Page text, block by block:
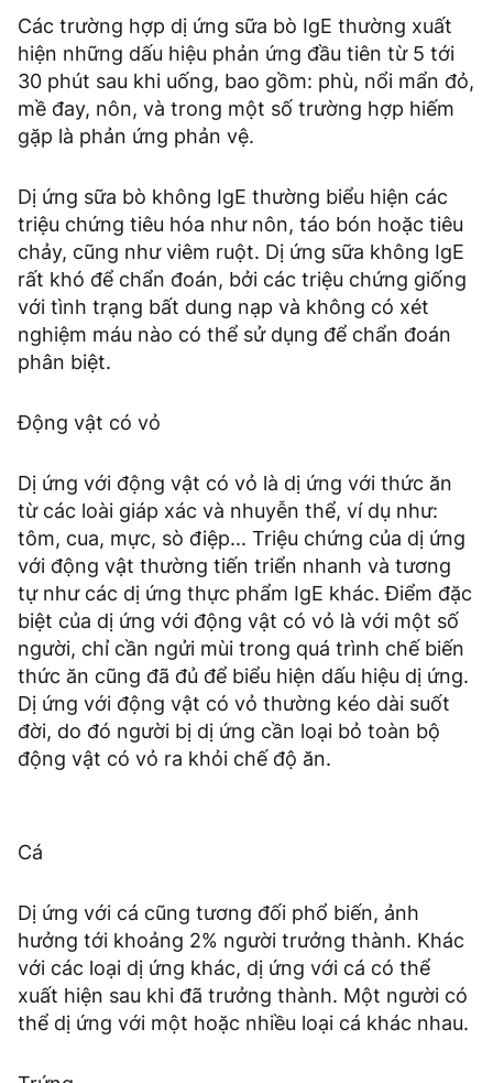
Các trường hợp dị ứng sữa bò IgE thường xuất
hiện những dấu hiệu phản ứng đầu tiên từ 5 tới
30 phút sau khi uống, bao gồm: phù, nổi mẩn đỏ,
mề đay, nôn, và trong một số trường hợp hiếm
gặp là phản ứng phản vệ.
Dị ứng sữa bò không IgE thường biểu hiện các
triệu chứng tiêu hóa như nôn, táo bón hoặc tiêu
chảy, cũng như viêm ruột. Dị ứng sữa không IgE
rất khó để chẩn đoán, bởi các triệu chứng giống
với tình trạng bất dung nạp và không có xét
nghiệm máu nào có thể sử dụng để chẩn đoán
phân biệt.
Động vật có vỏ
Dị ứng với động vật có vỏ là dị ứng với thức ăn
từ các loài giáp xác và nhuyễn thể, ví dụ như:
tôm, cua, mực, sò điệp... Triệu chứng của dị ứng
với động vật thường tiến triển nhanh và tương
tự như các dị ứng thực phẩm IgE khác. Điểm đặc
biệt của dị ứng với động vật có vỏ là với một số
người, chỉ cần ngửi mùi trong quá trình chế biến
thức ăn cũng đã đủ để biểu hiện dấu hiệu dị ứng.
Dị ứng với động vật có vỏ thường kéo dài suốt
đời, do đó người bị dị ứng cần loại bỏ toàn bộ
động vật có vỏ ra khỏi chế độ ăn.
Cá
Dị ứng với cá cũng tương đối phổ biến, ảnh
hưởng tới khoảng 2% người trưởng thành. Khác
với các loại dị ứng khác, dị ứng với cá có thể
xuất hiện sau khi đã trưởng thành. Một người có
thể dị ứng với một hoặc nhiều loại cá khác nhau.